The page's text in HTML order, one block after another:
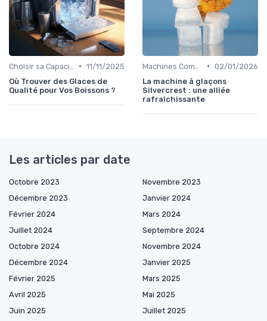
• 11/11/2025
Où Trouver des Glaces de
Qualité pour Vos Boissons ?
• 02/01/2026
La machine à glaçons
Silvercrest : une alliée
rafraîchissante
Les articles par date
Octobre 2023
Novembre 2023
Décembre 2023
Janvier 2024
Février 2024
Mars 2024
Juillet 2024
Septembre 2024
Octobre 2024
Novembre 2024
Décembre 2024
Janvier 2025
Février 2025
Mars 2025
Avril 2025
Mai 2025
Juin 2025
Juillet 2025